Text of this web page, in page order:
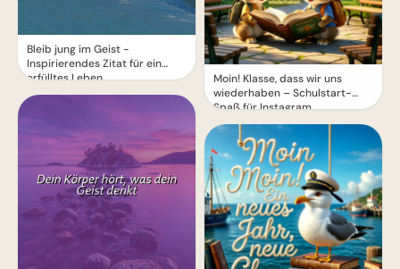
Bleib jung im Geist -
Inspirierendes Zitat für ein
erfülltes Leben
Moin! Klasse, dass wir uns
wiederhaben – Schulstart-
Spaß für Instagram